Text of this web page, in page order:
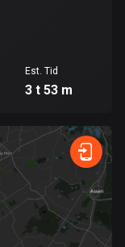
Est. Tid
3 t 53 m